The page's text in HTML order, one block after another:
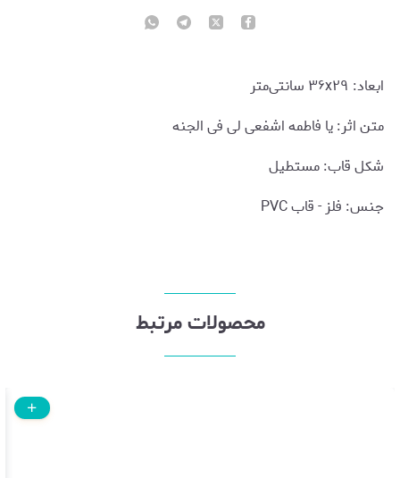
ابعاد: ۳۶x۲۹ سانتی‌متر
متن اثر: یا فاطمه اشفعی لی فی الجنه
شکل قاب: مستطیل
جنس: فلز - قاب PVC
محصولات مرتبط